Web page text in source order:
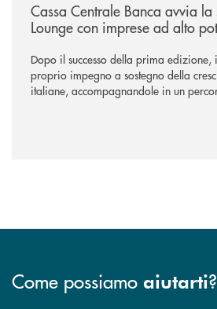
Cassa Centrale Banca avvia la
Lounge con imprese ad alto
Dopo il successo della prima
proprio impegno a sostegno della
italiane, accompagnandole in un
Come possiamo aiutarti?